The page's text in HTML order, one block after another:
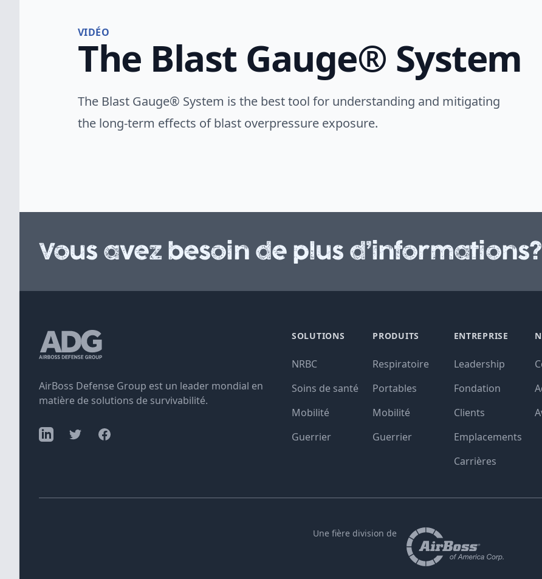
VIDÉO
The Blast Gauge® System
The Blast Gauge® System is the best tool for understanding and mitigating
the long-term effects of blast overpressure exposure.
Vous avez besoin de plus d’informations?
AirBoss Defense Group est un leader mondial en
matière de solutions de survivabilité.
SOLUTIONS
NRBC
Soins de santé
Mobilité
Guerrier
PRODUITS
Respiratoire
Portables
Mobilité
Guerrier
ENTREPRISE
Leadership
Fondation
Clients
Emplacements
Carrières
Une fière division de